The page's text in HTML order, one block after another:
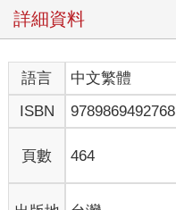
詳細資料
語言 中文繁體
ISBN
9789869492768
頁數 464